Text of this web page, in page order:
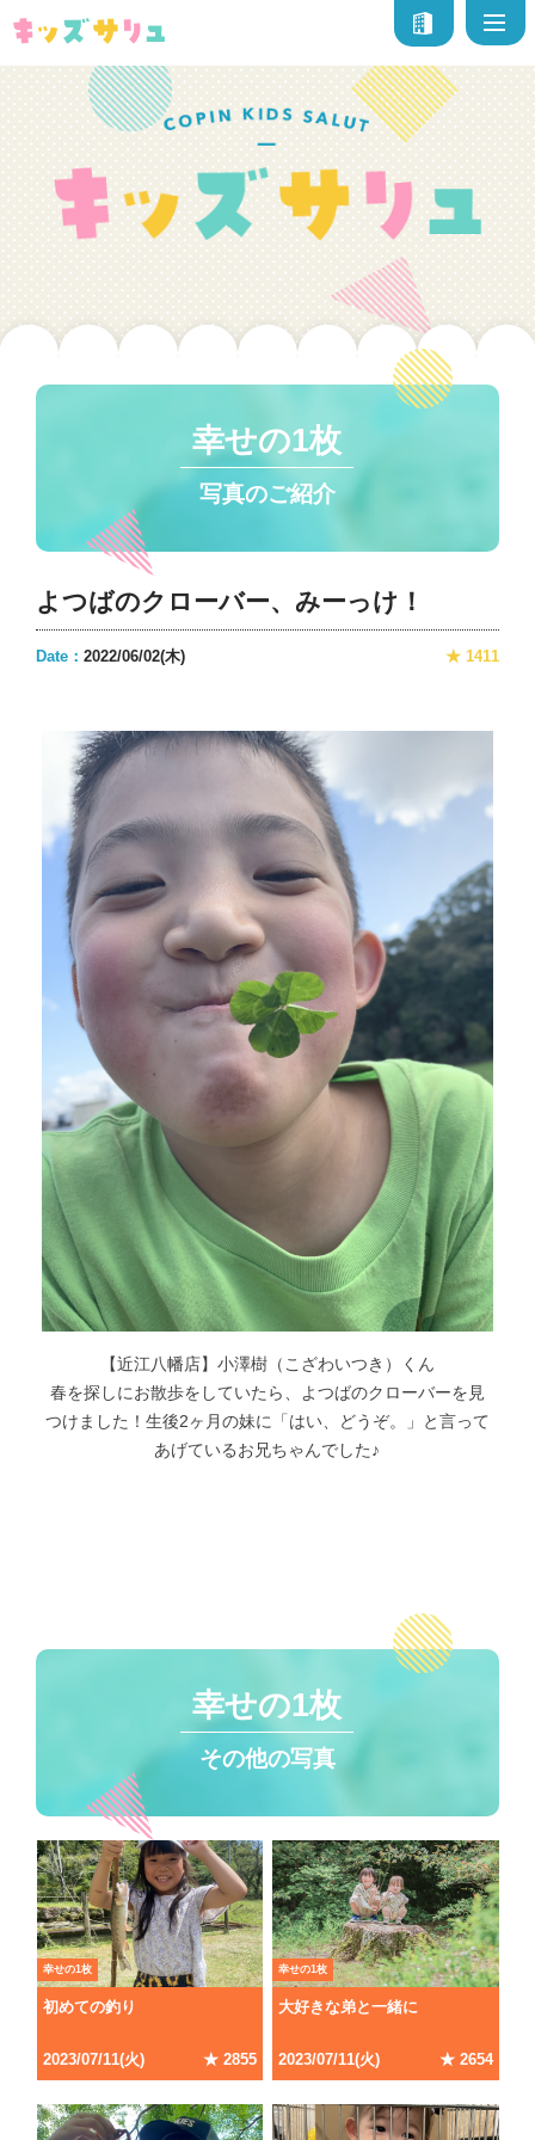
幸せの1枚
写真のご紹介
よつばのクローバー、みーっけ！
Date：2022/06/02(木) ★ 1411
【近江八幡店】小澤樹（こざわいつき）くん
春を探しにお散歩をしていたら、よつばのクローバーを見
つけました！生後2ヶ月の妹に「はい、どうぞ。」と言って
あげているお兄ちゃんでした♪
幸せの1枚
その他の写真
幸せの1枚
初めての釣り
2023/07/11(火) ★ 2855
幸せの1枚
大好きな弟と一緒に
2023/07/11(火) ★ 2654